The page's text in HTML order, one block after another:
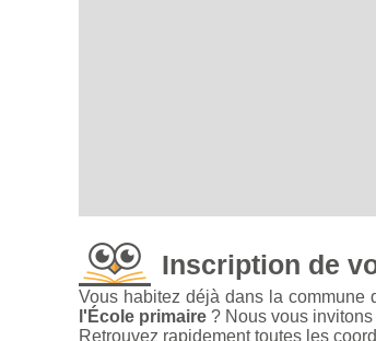
Inscription de
Vous habitez déjà dans la commune
l'École primaire ? Nous vous
Retrouvez rapidement toutes les